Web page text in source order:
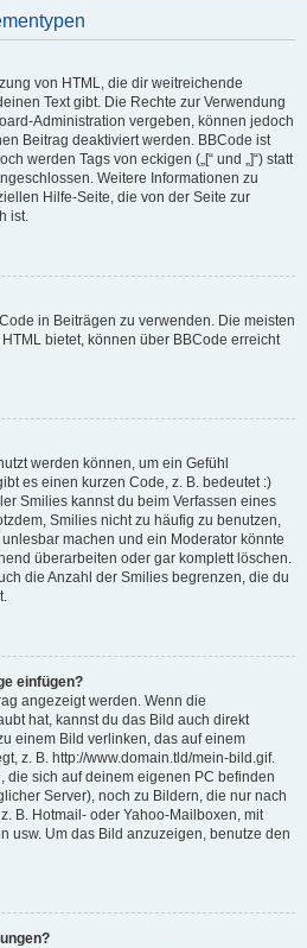
von HTML, die dir weitreichende
Text gibt. Die Rechte zur Verwendung
Administration vergeben, können jedoch
Beitrag deaktiviert werden. BBCode ist
werden Tags von eckigen („[“ und „]“) statt
Weitere Informationen zu
Hilfe-Seite, die von der Seite zur
ist.
in Beiträgen zu verwenden. Die meisten
bietet, können über BBCode erreicht
werden können, um ein Gefühl
es einen kurzen Code, z. B. bedeutet :)
Smilies kannst du beim Verfassen eines
Smilies nicht zu häufig zu benutzen,
machen und ein Moderator könnte
überarbeiten oder gar komplett löschen.
die Anzahl der Smilies begrenzen, die du
einfügen?
angezeigt werden. Wenn die
hat, kannst du das Bild auch direkt
einem Bild verlinken, das auf einem
z. B. http://www.domain.tld/mein-bild.gif.
die sich auf deinem eigenen PC befinden
Server), noch zu Bildern, die nur nach
B. Hotmail- oder Yahoo-Mailboxen, mit
usw. Um das Bild anzuzeigen, benutze den